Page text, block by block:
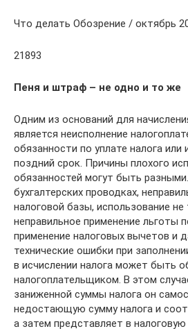
Что делать Обозрение / октябрь
21893
Пеня и штраф – не одно и то же
Одним из оснований для
является неисполнение
обязанности по уплате налога или
поздний срок. Причины плохого
обязанностей могут быть
бухгалтерских проводках,
налоговой базы, использование не
неправильное применение льготы
применение налоговых вычетов и
технические ошибки при
в исчислении налога может быть
налогоплательщиком. В этом
заниженной суммы налога он
недостающую сумму налога и
а затем представляет в